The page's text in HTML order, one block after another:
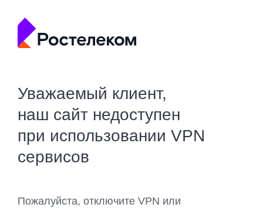
Уважаемый клиент,
наш сайт недоступен
при использовании VPN
сервисов
Пожалуйста, отключите VPN или